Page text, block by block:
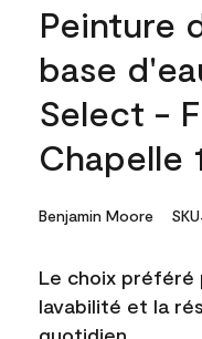
Peinture
base
Select -
Chapelle
Benjamin Moore
Le choix préféré
lavabilité et la
quotidien.